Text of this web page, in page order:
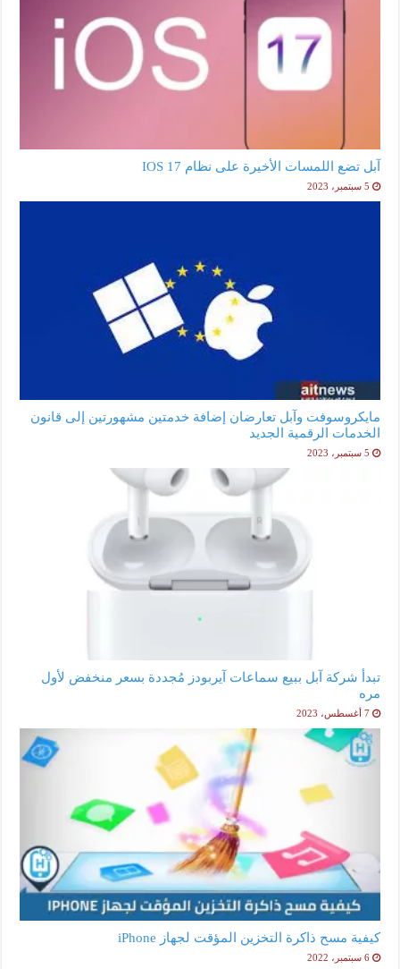
آبل تضع اللمسات الأخيرة على نظام IOS 17
5 سبتمبر، 2023
مايكروسوفت وآبل تعارضان إضافة خدمتين مشهورتين إلى قانون
الخدمات الرقمية الجديد
5 سبتمبر، 2023
تبدأ شركة آبل ببيع سماعات آيربودز مُجددة بسعر منخفض لأول
مره
7 أغسطس، 2023
كيفية مسح ذاكرة التخزين المؤقت لجهاز iPhone
6 سبتمبر، 2022